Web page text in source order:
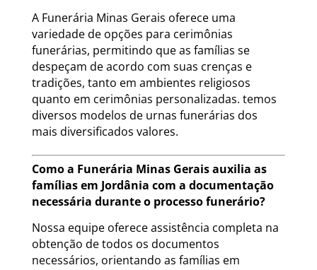
A Funerária Minas Gerais oferece uma
variedade de opções para cerimônias
funerárias, permitindo que as famílias se
despeçam de acordo com suas crenças e
tradições, tanto em ambientes religiosos
quanto em cerimônias personalizadas. temos
diversos modelos de urnas funerárias dos
mais diversificados valores.
Como a Funerária Minas Gerais auxilia as
famílias em Jordânia com a documentação
necessária durante o processo funerário?
Nossa equipe oferece assistência completa na
obtenção de todos os documentos
necessários, orientando as famílias em